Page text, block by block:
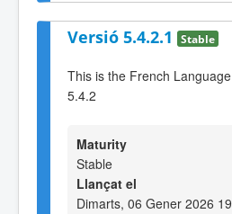
Versió 5.4.2.1 Stable
This is the French
5.4.2
Maturity
Stable
Llançat el
Dimarts, 06 Gener 2026